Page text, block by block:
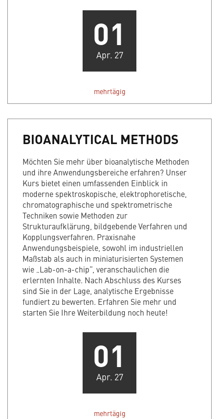
01
Apr. 27
mehrtägig
BIOANALYTICAL METHODS
Möchten Sie mehr über bioanalytische Methoden
und ihre Anwendungsbereiche erfahren? Unser
Kurs bietet einen umfassenden Einblick in
moderne spektroskopische, elektrophoretische,
chromatographische und spektrometrische
Techniken sowie Methoden zur
Strukturaufklärung, bildgebende Verfahren und
Kopplungsverfahren. Praxisnahe
Anwendungsbeispiele, sowohl im industriellen
Maßstab als auch in miniaturisierten Systemen
wie „Lab-on-a-chip“, veranschaulichen die
erlernten Inhalte. Nach Abschluss des Kurses
sind Sie in der Lage, analytische Ergebnisse
fundiert zu bewerten. Erfahren Sie mehr und
starten Sie Ihre Weiterbildung noch heute!
01
Apr. 27
mehrtägig